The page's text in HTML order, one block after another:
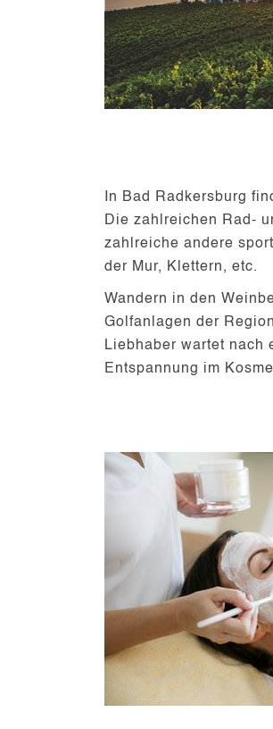
In Bad Radkersburg
Die zahlreichen
Rad-
zahlreiche andere
der Mur, Klettern, etc.
Wandern in den
Golfanlagen der
Liebhaber wartet nach
Entspannung im